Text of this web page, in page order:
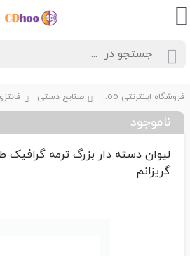
فروشگاه اینترنتی CDhoo صنایع دستی
ناموجود
لیوان دسته دار بزرگ ترمه
گریزانم